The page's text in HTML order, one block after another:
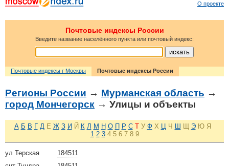
О проекте
Почтовые индексы России
Введите название населённого пункта или почтовый индекс:
Почтовые индексы г Москвы Почтовые индексы России
Регионы России → Мурманская область →
город Мончегорск → Улицы и объекты
А Б В Г Д Е Ж З И Й К Л М Н О П Р С Т У Ф Х Ц Ч Ш Щ Э Ю Я
1 2 3 4 5 6 7 8 9
184511
ул Терская